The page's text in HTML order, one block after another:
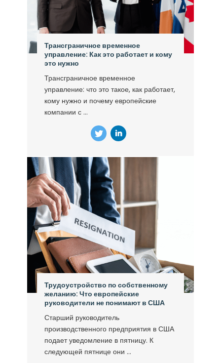
Трансграничное временное
управление: Как это работает и кому
это нужно
Трансграничное временное
управление: что это такое, как работает,
кому нужно и почему европейские
компании с ...
Трудоустройство по собственному
желанию: Что европейские
руководители не понимают в США
Старший руководитель
производственного предприятия в США
подает уведомление в пятницу. К
следующей пятнице они ...